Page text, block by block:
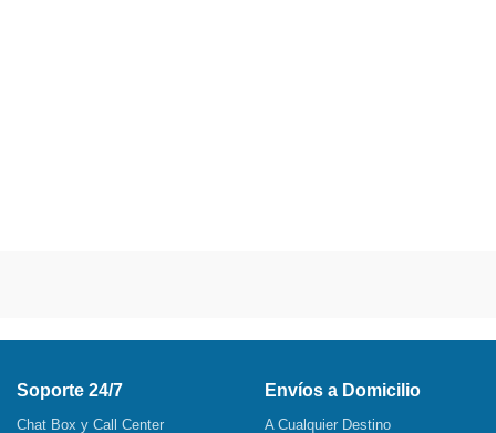
Soporte 24/7
Chat Box y Call Center
Envíos a Domicilio
A Cualquier Destino